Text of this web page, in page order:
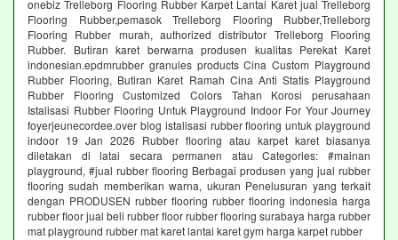
onebiz Trelleborg Flooring Rubber Karpet Lantai Karet jual Trelleborg
Flooring Rubber,pemasok Trelleborg Flooring Rubber,Trelleborg
Flooring Rubber murah, authorized distributor Trelleborg Flooring
Rubber. Butiran karet berwarna produsen kualitas Perekat Karet
indonesian.epdmrubber granules products Cina Custom Playground
Rubber Flooring, Butiran Karet Ramah Cina Anti Statis Playground
Rubber Flooring Customized Colors Tahan Korosi perusahaan
Istalisasi Rubber Flooring Untuk Playground Indoor For Your Journey
foyerjeunecordee.over blog istalisasi rubber flooring untuk playground
indoor 19 Jan 2026 Rubber flooring atau karpet karet biasanya
diletakan di latai secara permanen atau Categories: #mainan
playground, #jual rubber flooring Berbagai produsen yang jual rubber
flooring sudah memberikan warna, ukuran Penelusuran yang terkait
dengan PRODUSEN rubber flooring rubber flooring indonesia harga
rubber floor jual beli rubber floor rubber flooring surabaya harga rubber
mat playground rubber mat karet lantai karet gym harga karpet rubber